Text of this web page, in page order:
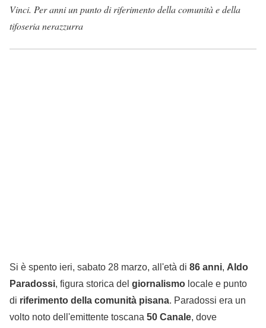
Vinci. Per anni un punto di riferimento della comunità e della
tifoseria nerazzurra
Si è spento ieri, sabato 28 marzo, all'età di 86 anni, Aldo
Paradossi, figura storica del giornalismo locale e punto
di riferimento della comunità pisana. Paradossi era un
volto noto dell'emittente toscana 50 Canale, dove